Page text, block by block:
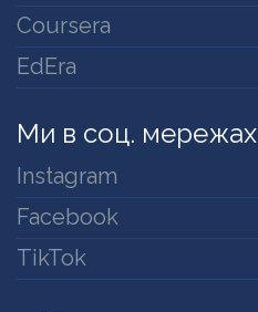
Coursera
EdEra
Ми в соц. мережах
Instagram
Facebook
TikTok